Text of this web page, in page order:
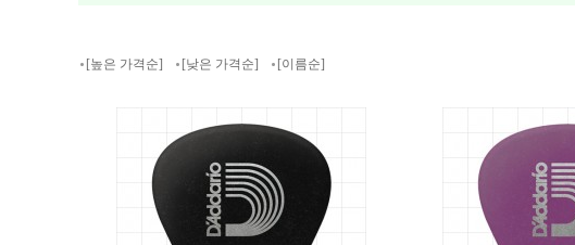
[높은 가격순] [낮은 가격순] [이름순]